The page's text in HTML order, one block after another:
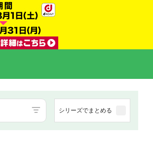
シリーズでまとめる